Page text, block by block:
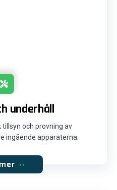
underhåll
och provning av
ingående apparaterna.
››